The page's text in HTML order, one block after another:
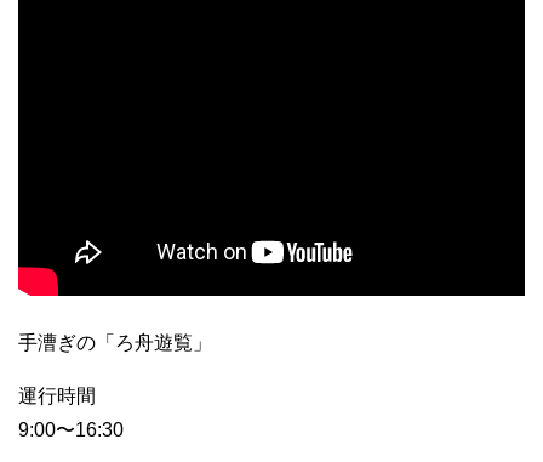
手漕ぎの「ろ舟遊覧」
運行時間
9:00〜16:30